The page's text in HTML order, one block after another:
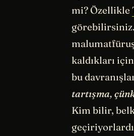
mi? Özellikle
kaldıkları
bu
tartışma,
Kim bilir,